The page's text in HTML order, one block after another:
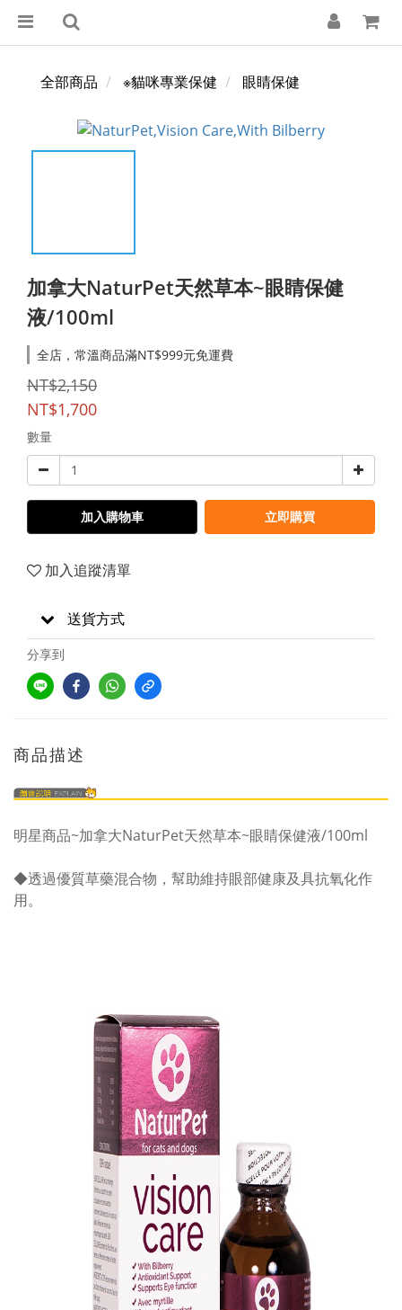
全部商品 ※貓咪專業保健 眼睛保健
加拿大NaturPet天然草本~眼睛保健
液/100ml
全店，常溫商品滿NT$999元免運費
NT$2,150
NT$1,700
數量
加入購物車 立即購買
加入追蹤清單
送貨方式
分享到
商品描述
明星商品~加拿大NaturPet天然草本~眼睛保健液/100ml
◆透過優質草藥混合物，幫助維持眼部健康及具抗氧化作
用。